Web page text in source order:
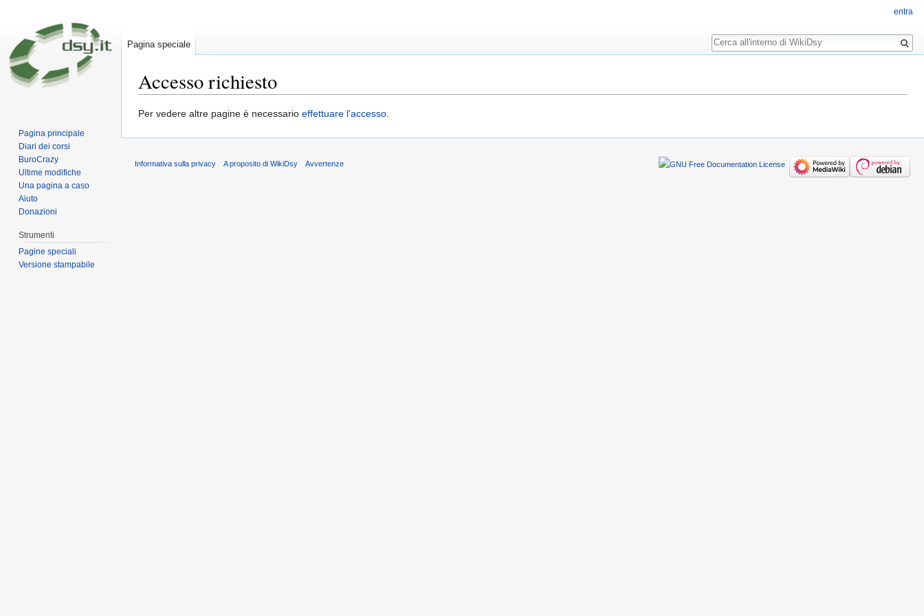
Accesso richiesto
Per vedere altre pagine è necessario effettuare l'accesso.
entra
Pagina speciale
Ricerca
Pagina principale
Diari dei corsi
BuroCrazy
Ultime modifiche
Una pagina a caso
Aiuto
Donazioni
Strumenti
Pagine speciali
Versione stampabile
Informativa sulla privacy A proposito di WikiDsy Avvertenze